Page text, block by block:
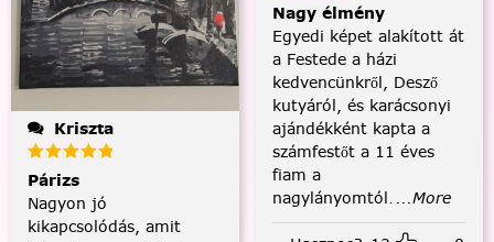
Kriszta
Párizs
Nagyon jó
kikapcsolódás, amit
Nagy élmény
Egyedi képet alakított át
a Festede a házi
kedvencünkről, Desző
kutyáról, és karácsonyi
ajándékként kapta a
számfestőt a 11 éves
fiam a
nagylányomtól. ...More